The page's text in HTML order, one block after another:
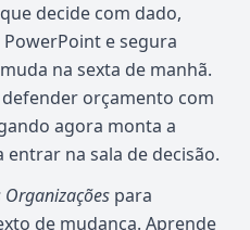
decide com dado,
e segura
na sexta de manhã.
orçamento com
agora monta a
na sala de decisão.
para
de mudança. Aprende